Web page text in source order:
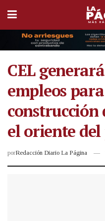
CEL
empleos
construcción
el oriente del
porRedacción Diario La Página